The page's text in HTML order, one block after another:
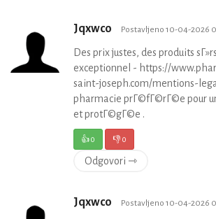
Jqxwco Postavljeno 10-04-2026
Des prix justes, des produits
exceptionnel - https://
saint-joseph.com/mentions-
pharmacie prГ©fГ©rГ©e pour
et protГ©gГ©e .
👍0 👎0
Odgovori ⇾
Jqxwco Postavljeno 10-04-2026